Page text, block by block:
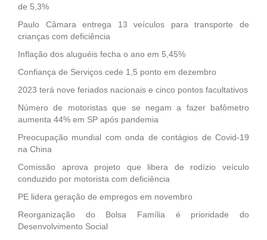
de 5,3%
Paulo Câmara entrega 13 veículos para transporte de
crianças com deficiência
Inflação dos aluguéis fecha o ano em 5,45%
Confiança de Serviços cede 1,5 ponto em dezembro
2023 terá nove feriados nacionais e cinco pontos facultativos
Número de motoristas que se negam a fazer bafômetro
aumenta 44% em SP após pandemia
Preocupação mundial com onda de contágios de Covid-19
na China
Comissão aprova projeto que libera de rodízio veículo
conduzido por motorista com deficiência
PE lidera geração de empregos em novembro
Reorganização do Bolsa Família é prioridade do
Desenvolvimento Social